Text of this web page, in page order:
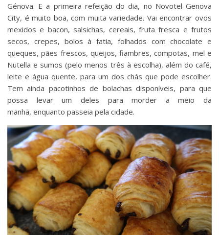
Génova. E a primeira refeição do dia, no Novotel Genova
City, é muito boa, com muita variedade. Vai encontrar ovos
mexidos e bacon, salsichas, cereais, fruta fresca e frutos
secos, crepes, bolos à fatia, folhados com chocolate e
queques, pães frescos, queijos, fiambres, compotas, mel e
Nutella e sumos (pelo menos três à escolha), além do café,
leite e água quente, para um dos chás que pode escolher.
Tem ainda pacotinhos de bolachas disponíveis, para que
possa levar um deles para morder a meio da
manhã, enquanto passeia pela cidade.